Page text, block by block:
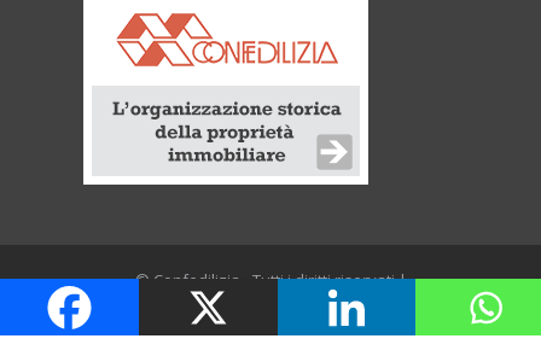
© Confedilizia - Tutti i diritti riservati |
Confederazione italiana proprietà edilizia – CF
80070690583 – Via Borgognona, 47 – 00187 Roma